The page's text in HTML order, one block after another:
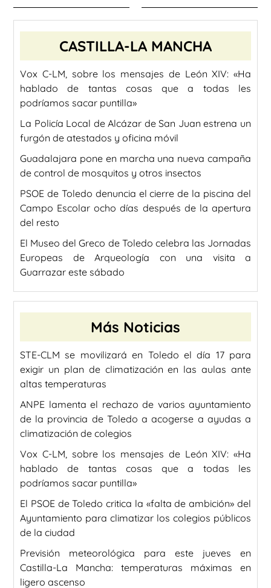
CASTILLA-LA MANCHA
Vox C-LM, sobre los mensajes de León XIV: «Ha
hablado de tantas cosas que a todas les
podríamos sacar puntilla»
La Policía Local de Alcázar de San Juan estrena un
furgón de atestados y oficina móvil
Guadalajara pone en marcha una nueva campaña
de control de mosquitos y otros insectos
PSOE de Toledo denuncia el cierre de la piscina del
Campo Escolar ocho días después de la apertura
del resto
El Museo del Greco de Toledo celebra las Jornadas
Europeas de Arqueología con una visita a
Guarrazar este sábado
Más Noticias
STE-CLM se movilizará en Toledo el día 17 para
exigir un plan de climatización en las aulas ante
altas temperaturas
ANPE lamenta el rechazo de varios ayuntamiento
de la provincia de Toledo a acogerse a ayudas a
climatización de colegios
Vox C-LM, sobre los mensajes de León XIV: «Ha
hablado de tantas cosas que a todas les
podríamos sacar puntilla»
El PSOE de Toledo critica la «falta de ambición» del
Ayuntamiento para climatizar los colegios públicos
de la ciudad
Previsión meteorológica para este jueves en
Castilla-La Mancha: temperaturas máximas en
ligero ascenso